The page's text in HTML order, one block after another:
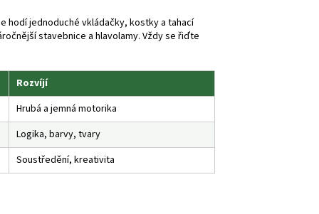
hodí jednoduché vkládačky, kostky a tahací
stavebnice a hlavolamy. Vždy se řiďte
Rozvíjí
Hrubá a jemná motorika
Logika, barvy, tvary
Soustředění, kreativita